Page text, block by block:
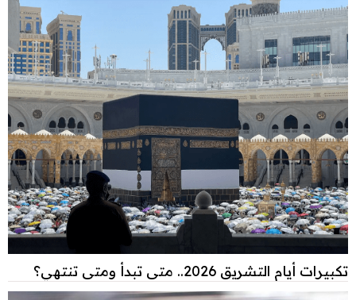
تكبيرات أيام التشريق 2026.. متى تبدأ ومتى تنتهي؟